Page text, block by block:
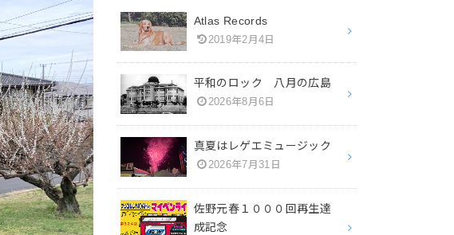
Atlas Records
2019年2月4日
平和のロック 八月の広島
2026年8月6日
真夏はレゲエミュージック
2026年7月31日
佐野元春１０００回再生達
成記念